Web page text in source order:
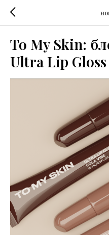
To My Skin:
Ultra Lip Gloss